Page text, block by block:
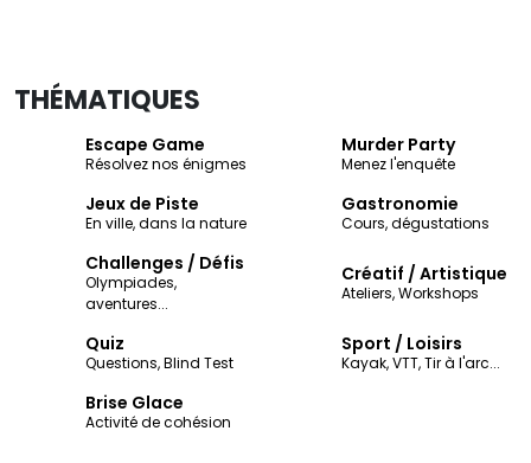
THÉMATIQUES
Escape Game
Résolvez nos énigmes
Murder Party
Menez l'enquête
Jeux de Piste
En ville, dans la nature
Gastronomie
Cours, dégustations
Challenges / Défis
Olympiades,
aventures...
Créatif / Artistique
Ateliers, Workshops
Quiz
Questions, Blind Test
Sport / Loisirs
Kayak, VTT, Tir à l'arc...
Brise Glace
Activité de cohésion